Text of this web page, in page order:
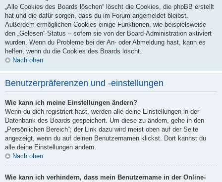
„Alle Cookies des Boards löschen“ löscht die Cookies, die phpBB erstellt
hat und die dafür sorgen, dass du im Forum angemeldet bleibst.
Außerdem ermöglichen Cookies einige Funktionen, wie beispielsweise
den „Gelesen“-Status – sofern sie von der Board-Administration aktiviert
wurden. Wenn du Probleme bei der An- oder Abmeldung hast, kann es
helfen, wenn du die Cookies des Boards löscht.
Nach oben
Benutzerpräferenzen und -einstellungen
Wie kann ich meine Einstellungen ändern?
Wenn du dich registriert hast, werden alle deine Einstellungen in der
Datenbank des Boards gespeichert. Um diese zu ändern, gehe in den
„Persönlichen Bereich“; der Link dazu wird meist oben auf der Seite
angezeigt, wenn du auf deinen Benutzernamen klickst. Dort kannst du
alle deine Einstellungen ändern.
Nach oben
Wie kann ich verhindern, dass mein Benutzername in der Online-